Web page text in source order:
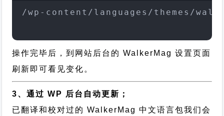
/wp-content/languages/themes/
操作完毕后，到网站后台的 WalkerMag 设置页面
刷新即可看见变化。
3、通过 WP 后台自动更新；
已翻译和校对过的 WalkerMag 中文语言包我们会